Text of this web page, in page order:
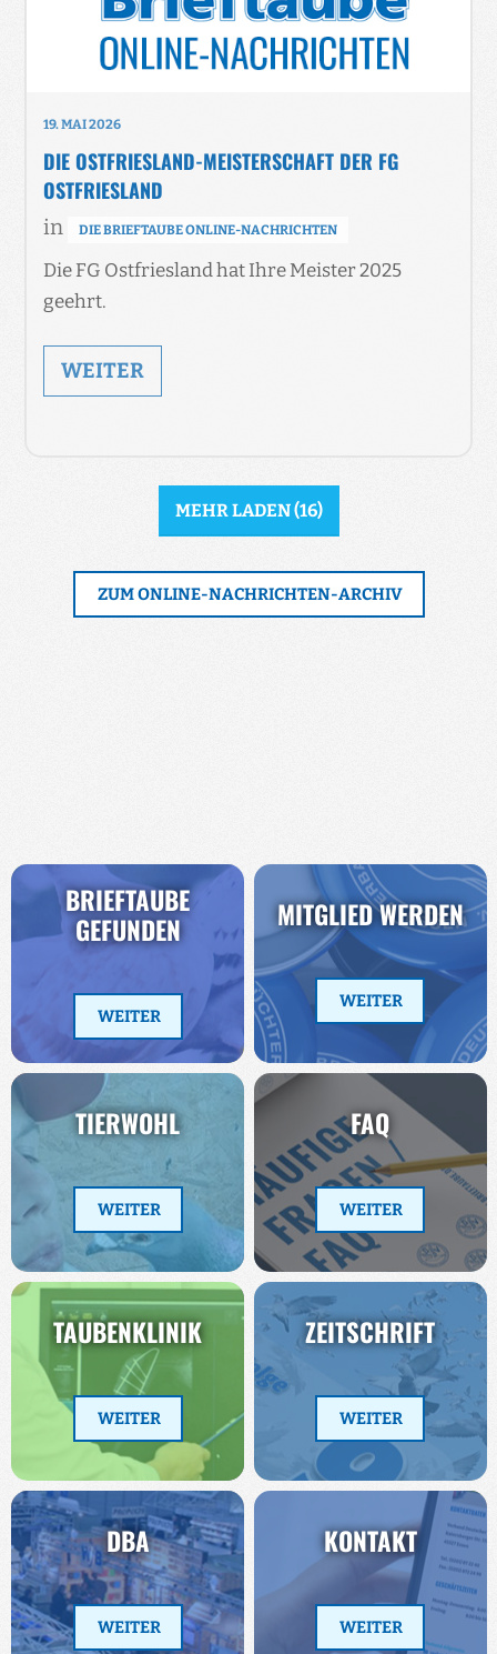
19. MAI 2026
DIE OSTFRIESLAND-MEISTERSCHAFT DER FG
OSTFRIESLAND
in DIE BRIEFTAUBE ONLINE-NACHRICHTEN
Die FG Ostfriesland hat Ihre Meister 2025
geehrt.
WEITER
MEHR LADEN(16)
ZUM ONLINE-NACHRICHTEN-ARCHIV
BRIEFTAUBE
GEFUNDEN
WEITER
MITGLIED WERDEN
WEITER
TIERWOHL
WEITER
FAQ
WEITER
TAUBENKLINIK
WEITER
ZEITSCHRIFT
WEITER
DBA
WEITER
KONTAKT
WEITER